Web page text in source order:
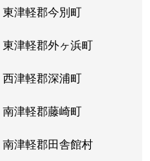
東津軽郡今別町
東津軽郡外ヶ浜町
西津軽郡深浦町
南津軽郡藤崎町
南津軽郡田舎館村